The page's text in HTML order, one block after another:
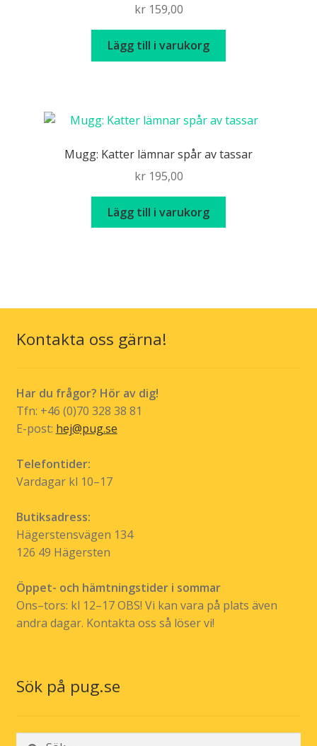
kr159,00
Lägg till i varukorg
Mugg: Katter lämnar spår av tassar
kr195,00
Lägg till i varukorg
Kontakta oss gärna!
Har du frågor? Hör av dig!
Tfn: +46 (0)70 328 38 81
E-post: hej@pug.se
Telefontider:
Vardagar kl 10–17
Butiksadress:
Hägerstensvägen 134
126 49 Hägersten
Öppet- och hämtningstider i sommar
Ons–tors: kl 12–17 OBS! Vi kan vara på plats även
andra dagar. Kontakta oss så löser vi!
Sök på pug.se
Sök